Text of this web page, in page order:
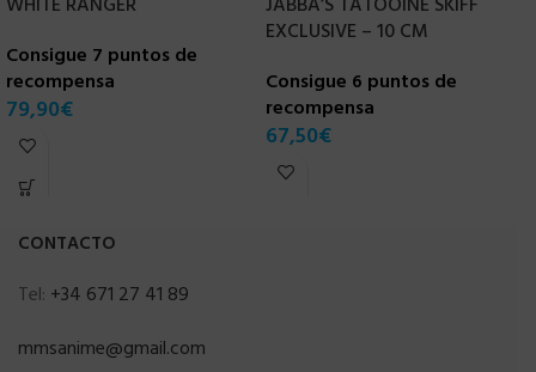
Consigue 7 puntos de
recompensa
79,90€
EXCLUSIVE – 10 CM
Consigue 6 puntos de
recompensa
67,50€
CONTACTO
Tel: +34 671 27 41 89
mmsanime@gmail.com